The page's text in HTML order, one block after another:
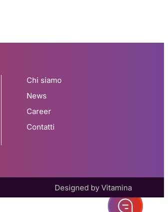
Chi siamo
News
Career
Contatti
Designed by Vitamina